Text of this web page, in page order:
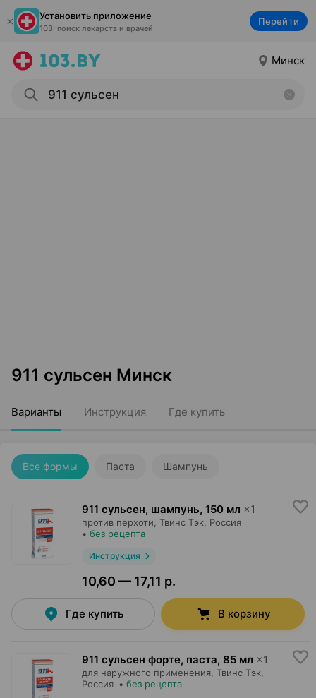
Установить приложение
103: поиск лекарств и врачей
Перейти
Минск
911 сульсен Минск
Варианты Инструкция Где купить
Все формы Паста Шампунь
911 сульсен, шампунь, 150 мл ×1
против перхоти, Твинс Тэк , Россия
• без рецепта
Инструкция
10,60 — 17,11 р.
Где купить В корзину
911 сульсен форте, паста, 85 мл ×1
для наружного применения, Твинс Тэк
Россия • без рецепта